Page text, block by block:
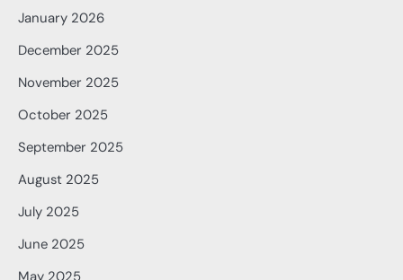
January 2026
December 2025
November 2025
October 2025
September 2025
August 2025
July 2025
June 2025